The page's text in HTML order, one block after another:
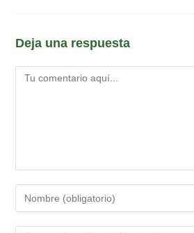
Deja una respuesta
Comentario
tu
nombre